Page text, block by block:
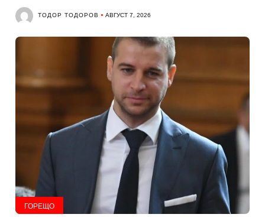
ТОДОР ТОДОРОВ АВГУСТ 7, 2026
ГОРЕЩО